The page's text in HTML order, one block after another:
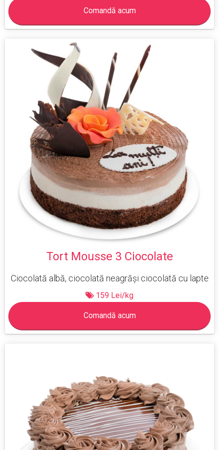
Comandă acum
Tort Mousse 3 Ciocolate
Ciocolată albă, ciocolată neagrăși ciocolată cu lapte
159 Lei/kg
Comandă acum